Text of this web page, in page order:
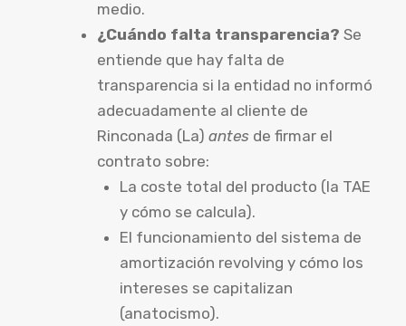
medio.
¿Cuándo falta transparencia? Se
entiende que hay falta de
transparencia si la entidad no informó
adecuadamente al cliente de
Rinconada (La) antes de firmar el
contrato sobre:
La coste total del producto (la TAE
y cómo se calcula).
El funcionamiento del sistema de
amortización revolving y cómo los
intereses se capitalizan
(anatocismo).